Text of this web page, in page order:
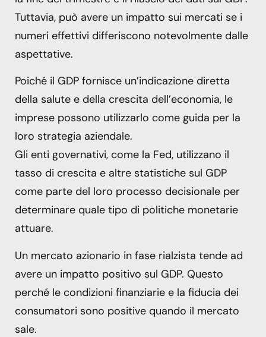
Tuttavia, può avere un impatto sui mercati se i
numeri effettivi differiscono notevolmente dalle
aspettative.
Poiché il GDP fornisce un’indicazione diretta
della salute e della crescita dell’economia, le
imprese possono utilizzarlo come guida per la
loro strategia aziendale.
Gli enti governativi, come la Fed, utilizzano il
tasso di crescita e altre statistiche sul GDP
come parte del loro processo decisionale per
determinare quale tipo di politiche monetarie
attuare.
Un mercato azionario in fase rialzista tende ad
avere un impatto positivo sul GDP. Questo
perché le condizioni finanziarie e la fiducia dei
consumatori sono positive quando il mercato
sale.